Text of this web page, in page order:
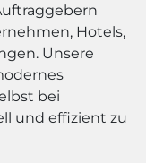
Hotels,
Unsere
bei
und effizient zu